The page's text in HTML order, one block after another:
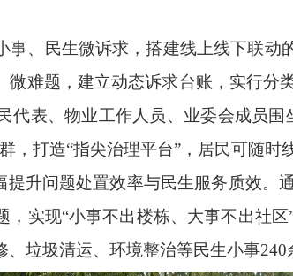
事、民生微诉求，搭建线上线下联动
难题，建立动态诉求台账，实行
表、物业工作人员、业委会成员
，打造“指尖治理平台”，居民可随
升问题处置效率与民生服务质效
实现“小事不出楼栋、大事不出社
垃圾清运、环境整治等民生小事